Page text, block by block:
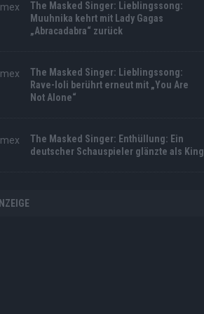
The Masked Singer: Lieblingssong:
Muuhnika kehrt mit Lady Gagas
„Abracadabra“ zurück
The Masked Singer: Lieblingssong:
Rave-Ioli berührt erneut mit „You Are
Not Alone“
The Masked Singer: Enthüllung: Ein
deutscher Schauspieler glänzte als King